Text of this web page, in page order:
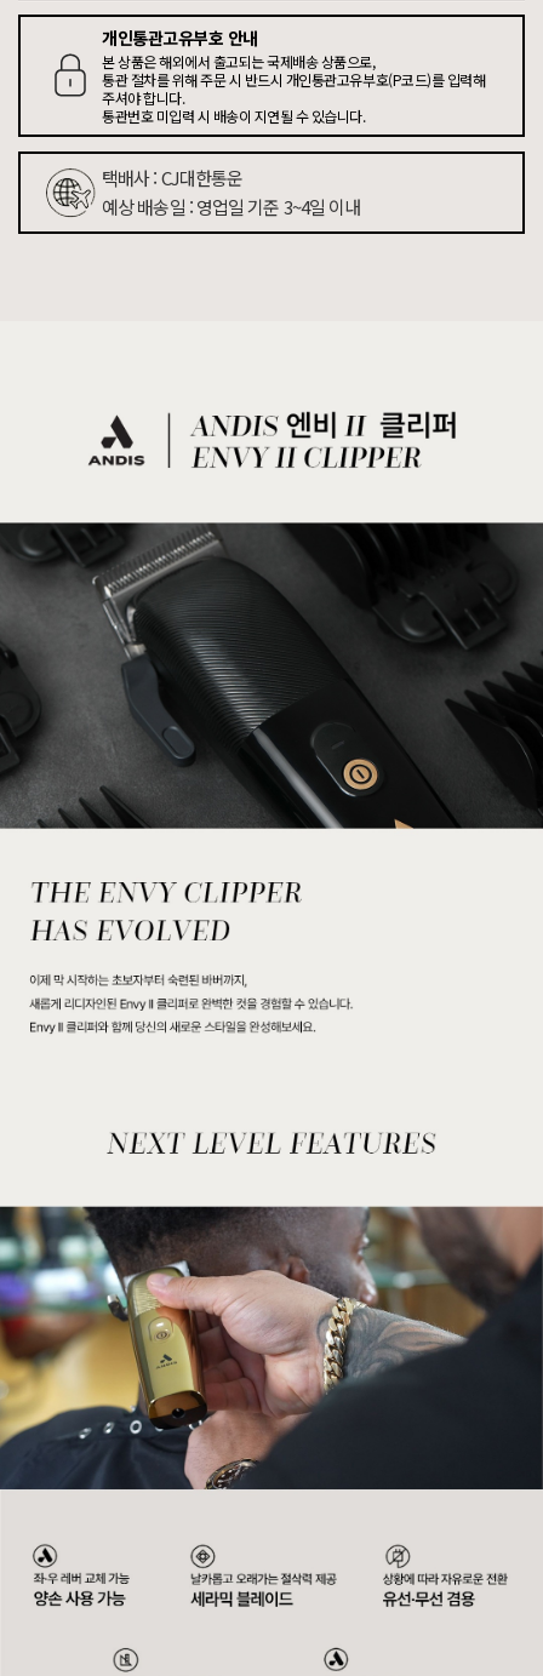
개인통관고유부호 안내
본 상품은 해외에서 출고되는 국제배송 상품으로,
통관 절차를 위해 주문 시 반드시 개인통관고유부호(P코드)를 입력해
주셔야 합니다.
통관번호 미입력 시 배송이 지연될 수 있습니다.
택배사 : CJ대한통운
예상 배송일 : 영업일 기준 3~4일 이내